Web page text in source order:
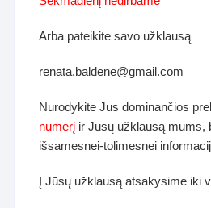
Arba pateikite savo užklausą
renata.baldene@gmail.com
Nurodykite Jus dominančios
numerį ir Jūsų užklausą mums,
išsamesnei-tolimesnei
Į Jūsų užklausą atsakysime iki